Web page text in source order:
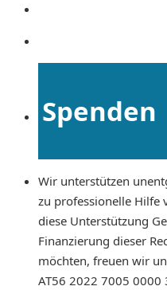
Spenden
Wir unterstützen
zu professionelle Hilfe
diese Unterstützung
Finanzierung dieser
möchten, freuen wir
AT56 2022 7005 0000